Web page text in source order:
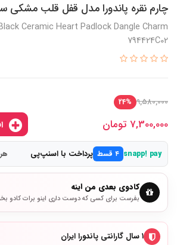
چارم نقره پاندورا مدل قفل قلب مشکی
794424C02
9,580,000
24%
7,300,000 تومان
snapp! pay ۴ قسط پرداخت با اسنپ‌پی هر
کادوی بعدی من اینه
بفرست برای کسی که دوست داری اینو برات کادو
۱ سال گارانتی پاندورا ایران